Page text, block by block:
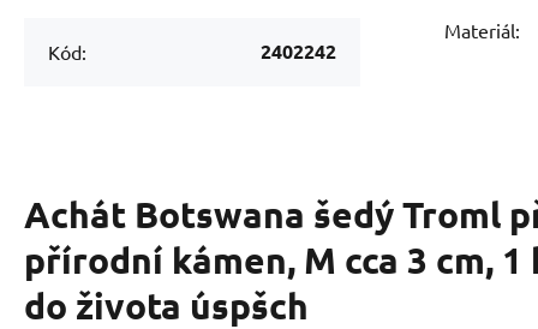
Kód: 2402242
Materiál:
Achát Botswana šedý Troml
přírodní kámen, M cca 3 cm,
do života úspšch